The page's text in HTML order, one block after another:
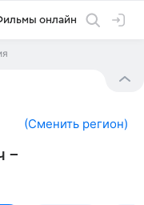
онлайн
(Сменить регион)
–